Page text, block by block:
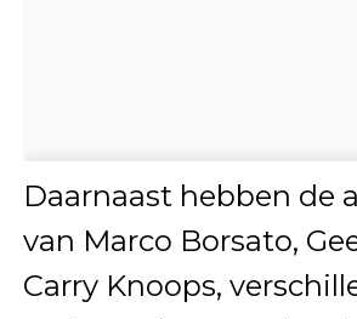
Daarnaast hebben de
van Marco Borsato,
Carry Knoops,